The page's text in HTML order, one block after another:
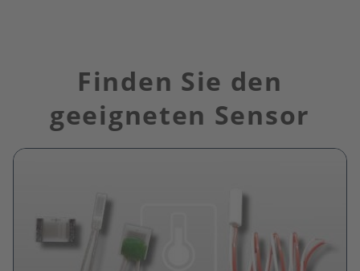
Finden Sie den
geeigneten Sensor